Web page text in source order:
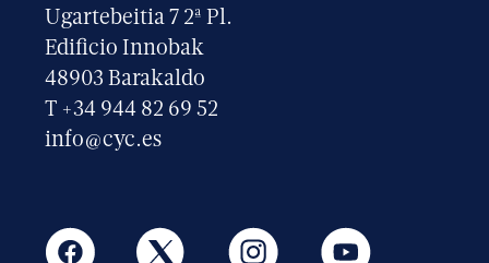
Ugartebeitia 7 2ª Pl.
Edificio Innobak
48903 Barakaldo
T +34 944 82 69 52
info@cyc.es